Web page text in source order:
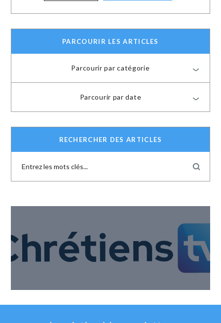
PARCOURIR LES ARTICLES
Parcourir par catégorie
Parcourir par date
RECHERCHER DES ARTICLES